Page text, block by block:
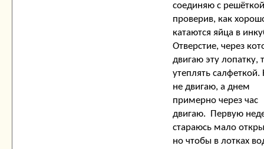
соединяю с
проверив, как
катаются яйца в
Отверстие, через
двигаю эту лопатку,
утеплять
не двигаю, а днем
примерно через час
двигаю. Первую
стараюсь мало
но чтобы в лотках